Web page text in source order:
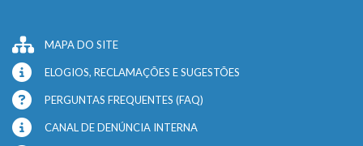
MAPA DO SITE
ELOGIOS, RECLAMAÇÕES E SUGESTÕES
PERGUNTAS FREQUENTES (FAQ)
CANAL DE DENÚNCIA INTERNA